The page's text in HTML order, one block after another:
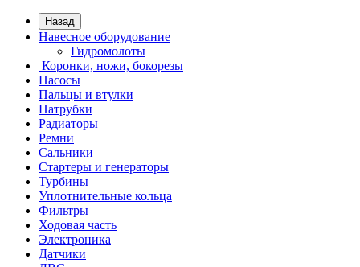
Назад
Навесное оборудование
Гидромолоты
Коронки, ножи, бокорезы
Насосы
Пальцы и втулки
Патрубки
Радиаторы
Ремни
Сальники
Стартеры и генераторы
Турбины
Уплотнительные кольца
Фильтры
Ходовая часть
Электроника
Датчики